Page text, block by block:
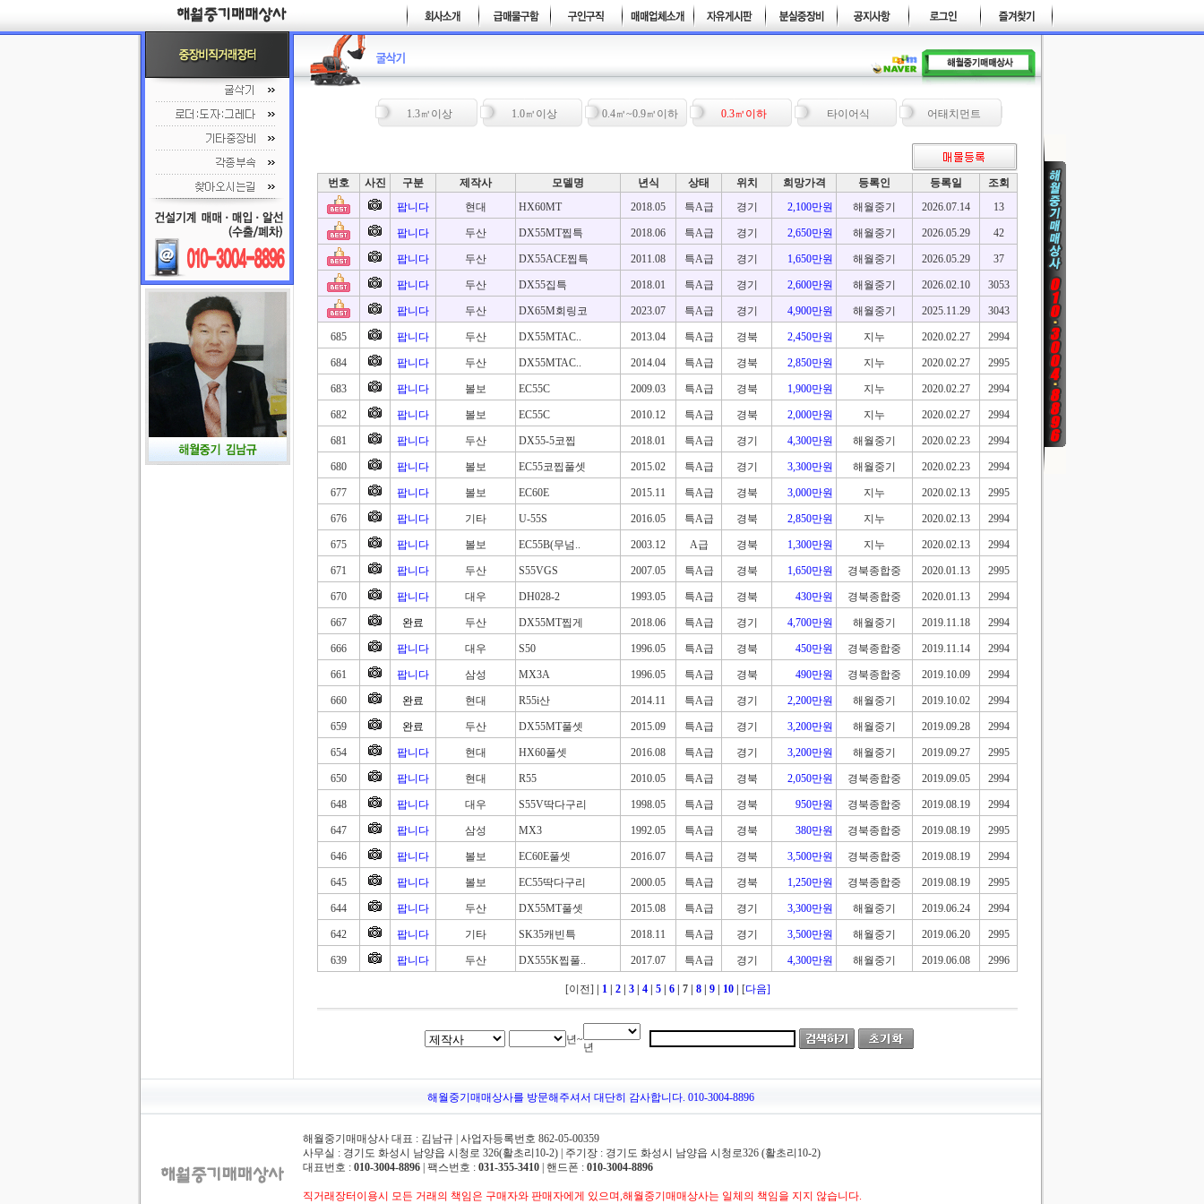
1.3㎥이상 1.0㎥이상 0.4㎥~0.9㎥이하 0.3㎥이하 타이어식 어태치먼트
번호 사진 구분 제작사 모델명 년식 상태 위치 희망가격 등록인 등록일
조회
팝니다
현대 HX60MT 2018.05 특A급 경기 2,100만원 해월중기 2026.07.14 13
팝니다 두산 DX55MT찝특 2018.06 특A급 경기 2,650만원 해월중기 2026.05.29 42
팝니다 두산 DX55ACE찝특 2011.08 특A급 경기 1,650만원 해월중기 2026.05.29 37
팝니다 두산 DX55집특 2018.01 특A급 경기 2,600만원 해월중기 2026.02.10 3053
팝니다 두산 DX65M회링코 2023.07 특A급 경기 4,900만원 해월중기 2025.11.29 3043
685 팝니다 두산 DX55MTAC.. 2013.04 특A급 경북 2,450만원 지누 2020.02.27 2994
684 팝니다 두산 DX55MTAC.. 2014.04 특A급 경북 2,850만원 지누 2020.02.27 2995
683 팝니다 볼보 EC55C 2009.03 특A급 경북 1,900만원 지누 2020.02.27 2994
682 팝니다 볼보 EC55C 2010.12 특A급 경북 2,000만원 지누 2020.02.27 2994
681 팝니다 두산 DX55-5코찝 2018.01 특A급 경기 4,300만원 해월중기 2020.02.23 2994
680 팝니다 볼보 EC55코찝풀셋 2015.02 특A급 경기 3,300만원 해월중기 2020.02.23 2994
677 팝니다 볼보 EC60E 2015.11 특A급 경북 3,000만원 지누 2020.02.13 2995
676 팝니다 기타 U-55S 2016.05 특A급 경북 2,850만원 지누 2020.02.13 2994
675 팝니다 볼보 EC55B(무넘.. 2003.12 A급 경북 1,300만원 지누 2020.02.13 2994
671 팝니다 두산 S55VGS 2007.05 특A급 경북 1,650만원 경북종합중 2020.01.13 2995
670 팝니다 대우 DH028-2 1993.05 특A급 경북 430만원 경북종합중 2020.01.13 2994
667 완료 두산 DX55MT찝게 2018.06 특A급 경기 4,700만원 해월중기 2019.11.18 2994
666 팝니다 대우 S50 1996.05 특A급 경북 450만원 경북종합중 2019.11.14 2994
661 팝니다 삼성 MX3A 1996.05 특A급 경북 490만원 경북종합중 2019.10.09 2994
660 완료 현대 R55i산 2014.11 특A급 경기 2,200만원 해월중기 2019.10.02 2994
659 완료 두산 DX55MT풀셋 2015.09 특A급 경기 3,200만원 해월중기 2019.09.28 2994
654 팝니다 현대 HX60풀셋 2016.08 특A급 경기 3,200만원 해월중기 2019.09.27 2995
650 팝니다 현대 R55 2010.05 특A급 경북 2,050만원 경북종합중 2019.09.05 2994
648 팝니다 대우 S55V딱다구리 1998.05 특A급 경북 950만원 경북종합중 2019.08.19 2994
647 팝니다 삼성 MX3 1992.05 특A급 경북 380만원 경북종합중 2019.08.19 2995
646 팝니다 볼보 EC60E풀셋 2016.07 특A급 경북 3,500만원 경북종합중 2019.08.19 2994
645 팝니다 볼보 EC55딱다구리 2000.05 특A급 경북 1,250만원 경북종합중 2019.08.19 2995
644 팝니다 두산 DX55MT풀셋 2015.08 특A급 경기 3,300만원 해월중기 2019.06.24 2994
642 팝니다 기타 SK35캐빈특 2018.11 특A급 경기 3,500만원 해월중기 2019.06.20 2995
639 팝니다 두산 DX555K찝풀.. 2017.07 특A급 경기 4,300만원 해월중기 2019.06.08 2996
[이전] 1 2 3 4 5 6 | 7 8 9 10 [다음]
년~
년
해월중기매매상사를 방문해주셔서 대단히 감사합니다. 010-3004-8896
해월중기매매상사 대표 : 김남규 | 사업자등록번호 862-05-00359
사무실 : 경기도 화성시 남양읍 시청로 326(활초리10-2) | 주기장 : 경기도 화성시 남양읍 시청로326 (활초리10-2)
대표번호 : 010-3004-8896 | 팩스번호 : 031-355-3410 | 핸드폰 : 010-3004-8896
직거래장터이용시 모든 거래의 책임은 구매자와 판매자에게 있으며,해월중기매매상사는 일체의 책임을 지지 않습니다.